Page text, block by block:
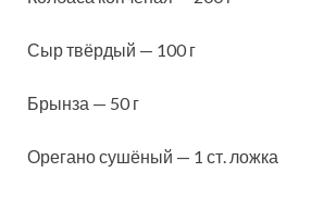
Сыр твёрдый — 100 г
Брынза — 50 г
Орегано сушёный — 1 ст. ложка